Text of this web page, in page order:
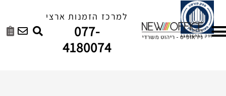
למרכז הזמנות ארצי
077-